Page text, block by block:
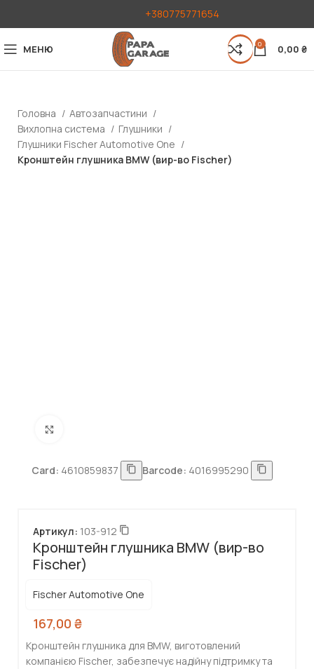
+380775771654
МЕНЮ 0 0,00 ₴
Головна
Автозапчастини
Вихлопна система
Глушники
Глушники Fischer Automotive One
Кронштейн глушника BMW (вир-во Fischer)
Card: 4610859837 Barcode: 4016995290
Кронштейн глушника BMW (вир-во
Fischer)
Артикул: 103-912
Fischer Automotive One
167,00 ₴
Кронштейн глушника для BMW, виготовлений
компанією Fischer, забезпечує надійну підтримку та